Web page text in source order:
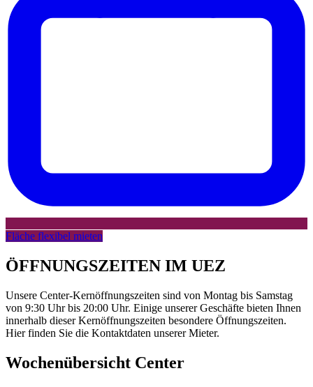
Fläche flexibel mieten
ÖFFNUNGSZEITEN IM UEZ
Unsere Center-Kernöffnungszeiten sind von Montag bis Samstag
von 9:30 Uhr bis 20:00 Uhr. Einige unserer Geschäfte bieten Ihnen
innerhalb dieser Kernöffnungszeiten besondere Öffnungszeiten.
Hier finden Sie die Kontaktdaten unserer Mieter.
Wochenübersicht Center